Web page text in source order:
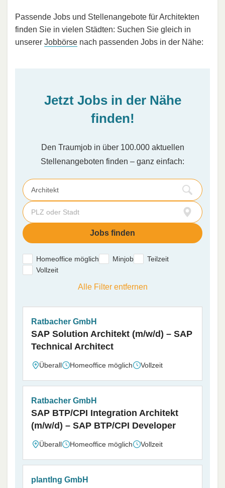
Passende Jobs und Stellenangebote für Architekten
finden Sie in vielen Städten: Suchen Sie gleich in
unserer Jobbörse nach passenden Jobs in der Nähe:
Jetzt Jobs in der Nähe
finden!
Den Traumjob in über 100.000 aktuellen
Stellenangeboten finden – ganz einfach:
Homeoffice möglich Minjob
Teilzeit
Vollzeit
Alle Filter entfernen
Ratbacher GmbH
SAP Solution Architekt (m/w/d) – SAP
Technical Architect
Überall Homeoffice möglich Vollzeit
Ratbacher GmbH
SAP BTP/CPI Integration Architekt
(m/w/d) – SAP BTP/CPI Developer
Überall Homeoffice möglich Vollzeit
plantIng GmbH